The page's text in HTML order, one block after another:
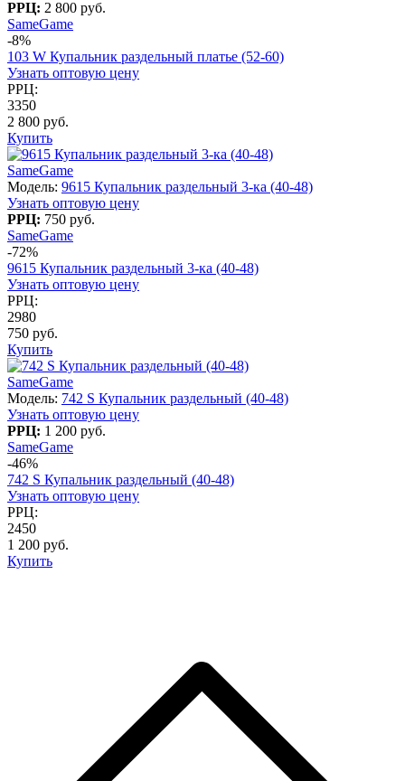
РРЦ: 2 800 руб.
SameGame
-8%
103 W Купальник раздельный платье (52-60)
Узнать оптовую цену
РРЦ:
3350
2 800 руб.
Купить
SameGame
Модель: 9615 Купальник раздельный 3-ка (40-48)
Узнать оптовую цену
РРЦ: 750 руб.
SameGame
-72%
9615 Купальник раздельный 3-ка (40-48)
Узнать оптовую цену
РРЦ:
2980
750 руб.
Купить
SameGame
Модель: 742 S Купальник раздельный (40-48)
Узнать оптовую цену
РРЦ: 1 200 руб.
SameGame
-46%
742 S Купальник раздельный (40-48)
Узнать оптовую цену
РРЦ:
2450
1 200 руб.
Купить